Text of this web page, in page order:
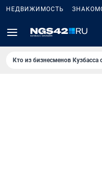
НЕДВИЖИМОСТЬ
Кто из бизнесменов Кузбасса